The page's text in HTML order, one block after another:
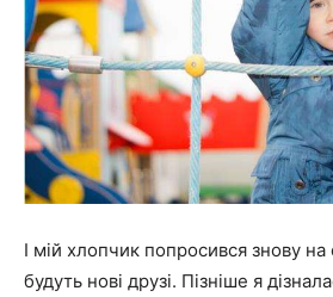
І мій хлопчик попросився знову
будуть нові друзі. Пізніше я